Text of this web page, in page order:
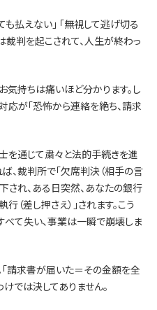
も払えない」 「無視して逃げ切る
裁判を起こされて、人生が終わっ
気持ちは痛いほど分かります。し
応が「恐怖から連絡を絶ち、請求
を通じて粛々と法的手続きを進
、裁判所で「欠席判決（相手の言
され、ある日突然、あなたの銀行
差し押さえ）」されます。こう
て失い、事業は一瞬で崩壊しま
「請求書が届いた＝その金額を全
では決してありません。